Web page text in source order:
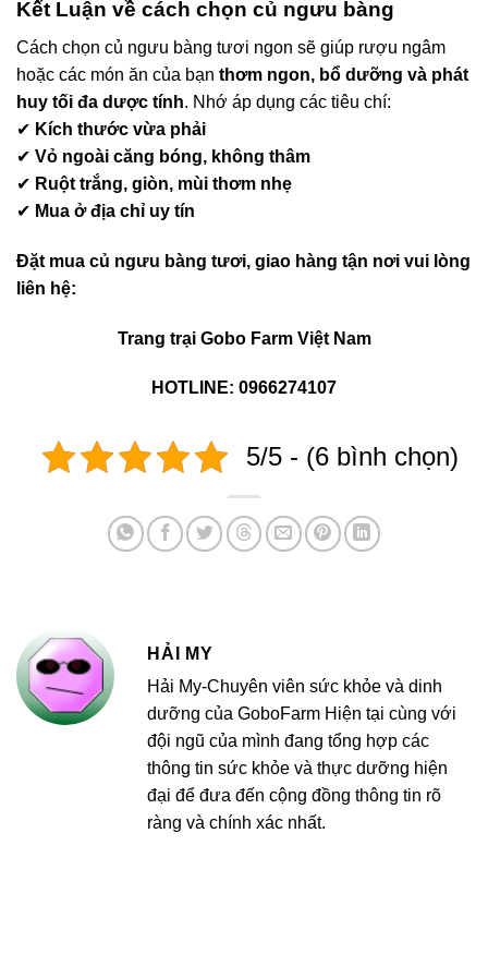
Kết Luận về cách chọn củ ngưu bàng
Cách chọn củ ngưu bàng tươi ngon sẽ giúp rượu ngâm
hoặc các món ăn của bạn thơm ngon, bổ dưỡng và phát
huy tối đa dược tính. Nhớ áp dụng các tiêu chí:
✔ Kích thước vừa phải
✔ Vỏ ngoài căng bóng, không thâm
✔ Ruột trắng, giòn, mùi thơm nhẹ
✔ Mua ở địa chỉ uy tín
Đặt mua củ ngưu bàng tươi, giao hàng tận nơi vui lòng
liên hệ:
Trang trại Gobo Farm Việt Nam
HOTLINE: 0966274107
5/5 - (6 bình chọn)
HẢI MY
Hải My-Chuyên viên sức khỏe và dinh
dưỡng của GoboFarm Hiện tại cùng với
đội ngũ của mình đang tổng hợp các
thông tin sức khỏe và thực dưỡng hiện
đại để đưa đến cộng đồng thông tin rõ
ràng và chính xác nhất.